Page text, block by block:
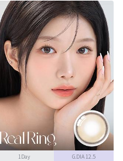
1Day G.DIA 12.5